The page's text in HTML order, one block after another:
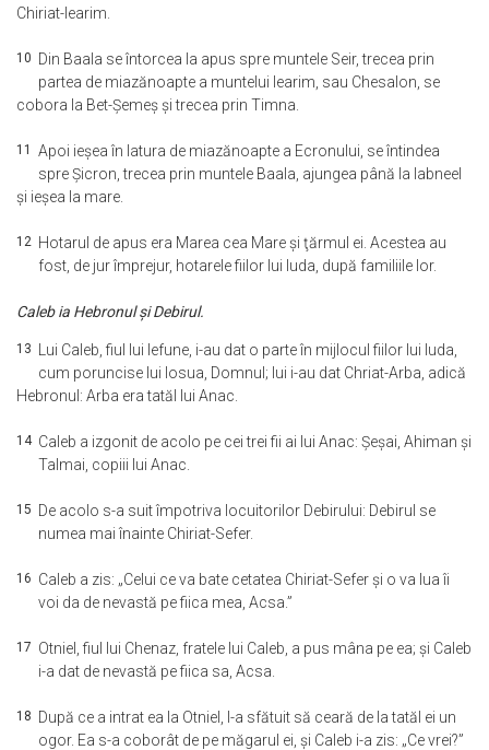
Chiriat-Iearim.
10 Din Baala se întorcea la apus spre muntele Seir, trecea prin
partea de miazănoapte a muntelui Iearim, sau Chesalon, se
cobora la Bet-Şemeş şi trecea prin Timna.
11 Apoi ieşea în latura de miazănoapte a Ecronului, se întindea
spre Şicron, trecea prin muntele Baala, ajungea până la Iabneel
şi ieşea la mare.
12 Hotarul de apus era Marea cea Mare şi ţărmul ei. Acestea au
fost, de jur împrejur, hotarele fiilor lui Iuda, după familiile lor.
Caleb ia Hebronul şi Debirul.
13
Lui Caleb, fiul lui Iefune, i-au dat o parte în mijlocul fiilor lui Iuda,
cum poruncise lui Iosua, Domnul; lui i-au dat Chriat-Arba, adică
Hebronul: Arba era tatăl lui Anac.
14 Caleb a izgonit de acolo pe cei trei fii ai lui Anac: Şeşai, Ahiman şi
Talmai, copiii lui Anac.
15 De acolo s-a suit împotriva locuitorilor Debirului: Debirul se
numea mai înainte Chiriat-Sefer.
16 Caleb a zis: „Celui ce va bate cetatea Chiriat-Sefer şi o va lua îi
voi da de nevastă pe fiica mea, Acsa.”
17 Otniel, fiul lui Chenaz, fratele lui Caleb, a pus mâna pe ea; şi Caleb
i-a dat de nevastă pe fiica sa, Acsa.
18 După ce a intrat ea la Otniel, l-a sfătuit să ceară de la tatăl ei un
ogor. Ea s-a coborât de pe măgarul ei, şi Caleb i-a zis: „Ce vrei?”